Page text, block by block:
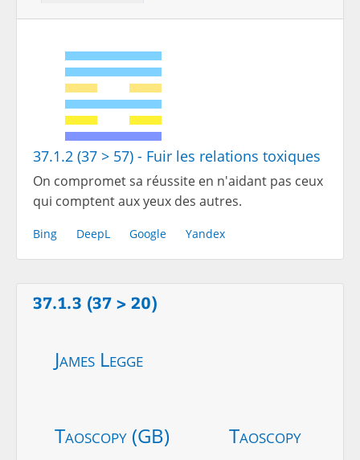
37.1.2 (37 > 57) - Fuir les relations toxiques
On compromet sa réussite en n'aidant pas ceux
qui comptent aux yeux des autres.
Bing DeepL Google Yandex
37.1.3 (37 > 20)
James Legge
Taoscopy (GB) Taoscopy